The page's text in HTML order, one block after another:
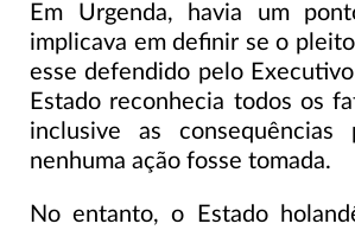
Em Urgenda, havia um
implicava em definir se o
esse defendido pelo
Estado reconhecia todos os
inclusive as consequências
nenhuma ação fosse tomada.
No entanto, o Estado